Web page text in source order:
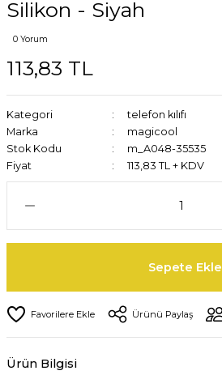
Silikon - Siyah
0 Yorum
113,83 TL
Kategori
telefon kılıfı
Marka
magicool
Stok Kodu
m_A048-35535
Fiyat
113,83 TL + KDV
Sepete Ekle
Ürünü Paylaş
Ürün Bilgisi